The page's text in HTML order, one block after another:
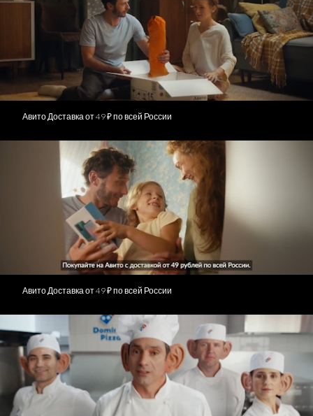
Авито Доставка от 49 ₽ по всей России
Авито Доставка от 49 ₽ по всей России